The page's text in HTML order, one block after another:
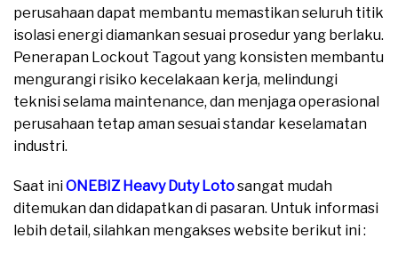
perusahaan dapat membantu memastikan seluruh titik
isolasi energi diamankan sesuai prosedur yang berlaku.
Penerapan Lockout Tagout yang konsisten membantu
mengurangi risiko kecelakaan kerja, melindungi
teknisi selama maintenance, dan menjaga operasional
perusahaan tetap aman sesuai standar keselamatan
industri.
Saat iniONEBIZ Heavy Duty Lotosangat mudah
ditemukan dan didapatkan di pasaran. Untuk informasi
lebih detail, silahkan mengakses website berikut ini :